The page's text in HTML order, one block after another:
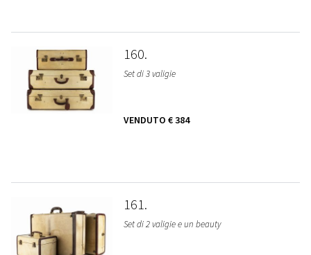
160
Set di 3 valigie
VENDUTO € 384
161
Set di 2 valigie e un beauty